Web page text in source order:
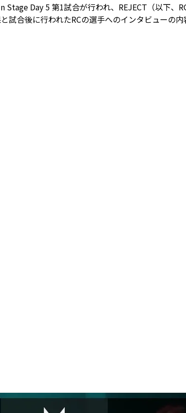
Day 5 第1試合が行われ、REJECT（以下、
試合後に行われたRCの選手へのインタビューの